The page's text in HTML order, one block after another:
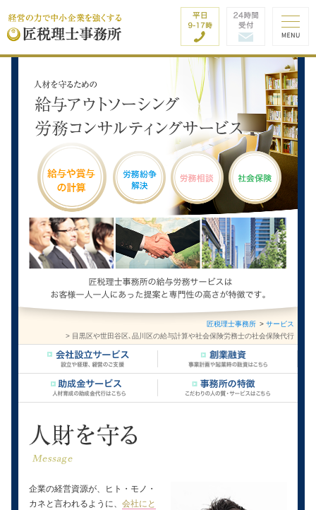
匠税理士事務所
サービス
目黒区や世田谷区､品川区の給与計算や社会保険労務士の社会保険代行
企業の経営資源が、ヒト・モノ・
カネと言われるように、 会社にと